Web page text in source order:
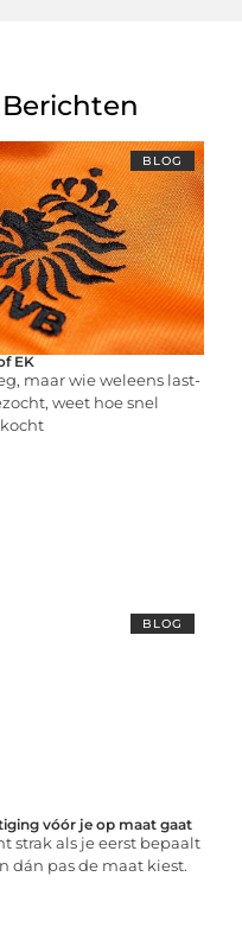
BLOG
EK
maar wie weleens last-
weet hoe snel
BLOG
vóór je op maat gaat
strak als je eerst bepaalt
dán pas de maat kiest.